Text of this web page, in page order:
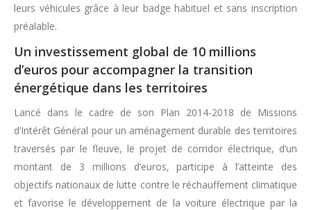
leurs véhicules grâce à leur badge habituel et sans inscription
préalable.
Un investissement global de 10 millions
d’euros pour accompagner la transition
énergétique dans les territoires
Lancé dans le cadre de son Plan 2014-2018 de Missions
d’Intérêt Général pour un aménagement durable des territoires
traversés par le fleuve, le projet de corridor électrique, d’un
montant de 3 millions d’euros, participe à l’atteinte des
objectifs nationaux de lutte contre le réchauffement climatique
et favorise le développement de la voiture électrique par la